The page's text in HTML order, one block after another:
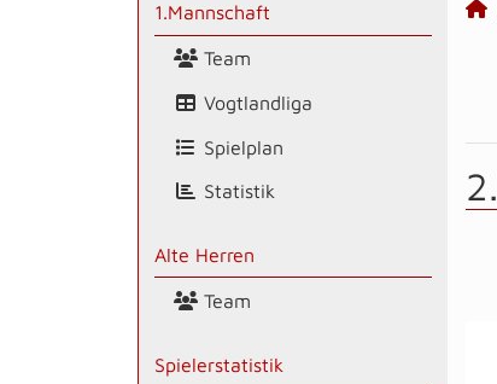
1.Mannschaft
Team
Vogtlandliga
Spielplan
Statistik
Alte Herren
Team
Spielerstatistik